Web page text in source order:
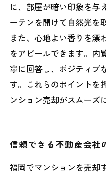
に、部屋が暗い印象を与
ーテンを開けて自然光を
また、心地よい香りを漂
をアピールできます。内
寧に回答し、ポジティブ
す。これらのポイントを
ンション売却がスムーズ
信頼できる不動産会社
福岡でマンションを売却